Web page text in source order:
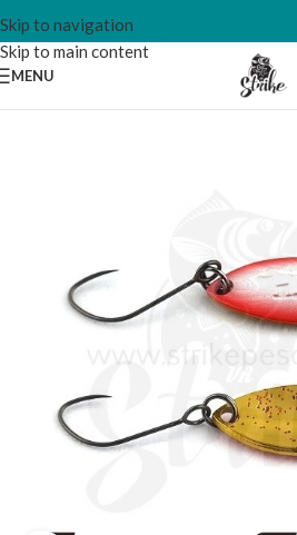
Skip to navigation
Skip to main content
MENU